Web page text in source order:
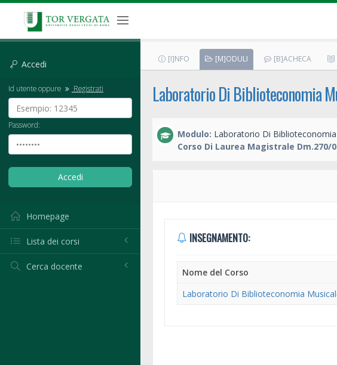
Accedi
Id utente oppure Registrati
Password:
Homepage
Lista dei corsi
Cerca docente
[I]NFO [M]ODULI [B]ACHECA
Laboratorio Di Biblioteconomia
Modulo: Laboratorio Di
Corso Di Laurea Magistrale Dm.270/
INSEGNAMENTO:
Nome del Corso
Laboratorio Di Biblioteconomia